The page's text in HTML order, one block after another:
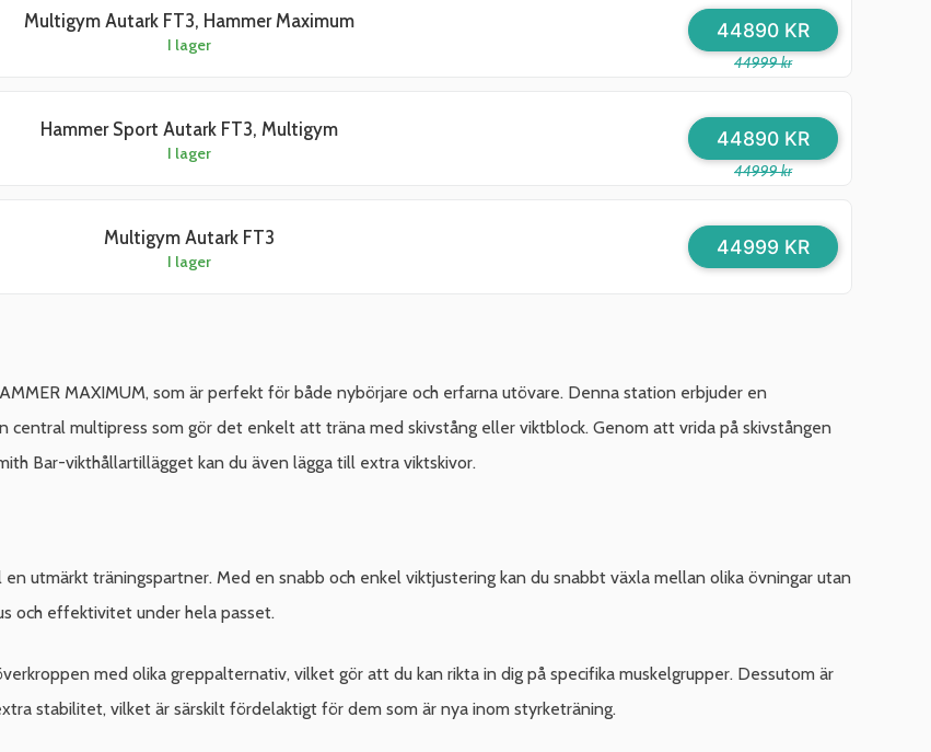
Multigym Autark FT3, Hammer Maximum
I lager
44999 kr
44890 KR
Hammer Sport Autark FT3, Multigym
I lager
44999 kr
44890 KR
Multigym Autark FT3
I lager
44999 KR
MAXIMUM, som är perfekt för både nybörjare och erfarna utövare. Denna station erbjuder en
multipress som gör det enkelt att träna med skivstång eller viktblock. Genom att vrida på skivstången
Bar-vikthållartillägget kan du även lägga till extra viktskivor.
utmärkt träningspartner. Med en snabb och enkel viktjustering kan du snabbt växla mellan olika övningar utan
och effektivitet under hela passet.
med olika greppalternativ, vilket gör att du kan rikta in dig på specifika muskelgrupper. Dessutom är
stabilitet, vilket är särskilt fördelaktigt för dem som är nya inom styrketräning.